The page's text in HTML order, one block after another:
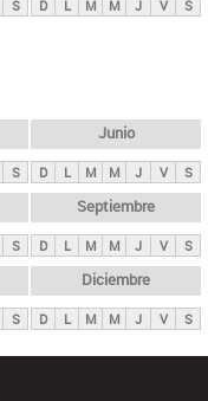
S D L M M J V S
S
Junio
D L M M J V S
S
Septiembre
D L M M J V S
S
Diciembre
D L M M J V S